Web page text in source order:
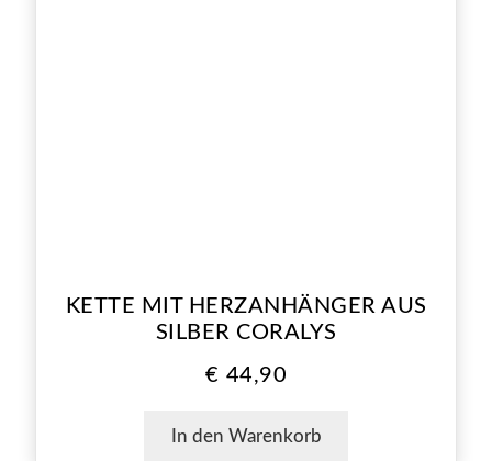
KETTE MIT HERZANHÄNGER AUS
SILBER CORALYS
€ 44,90
In den Warenkorb